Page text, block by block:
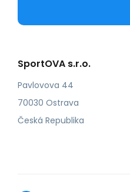
SportOVA s.r.o.
Pavlovova 44
70030 Ostrava
Česká Republika